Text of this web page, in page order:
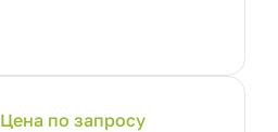
Цена по запросу